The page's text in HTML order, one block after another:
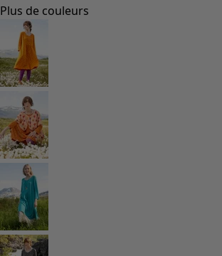
Styles de vétements
Vêtements en lin
Robes de style hippie
Grandes Tailles
À fleurs
Vêtements hippies
Une mode scandinave
Superpositions
À rayures
Des carreaux à foison
À pois
Vêtements bio
Un design suédois